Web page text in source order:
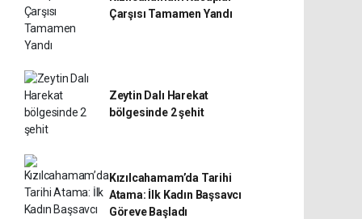
Çarşısı Tamamen Yandı
Zeytin Dalı Harekat
bölgesinde 2 şehit
Kızılcahamam’da Tarihi
Atama: İlk Kadın Başsavcı
Göreve Başladı